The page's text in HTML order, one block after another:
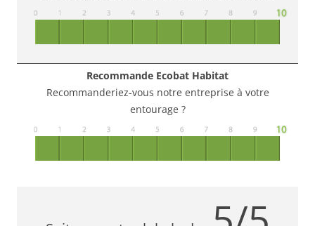
Recommande Ecobat Habitat
Recommanderiez-vous notre entreprise à votre
entourage ?